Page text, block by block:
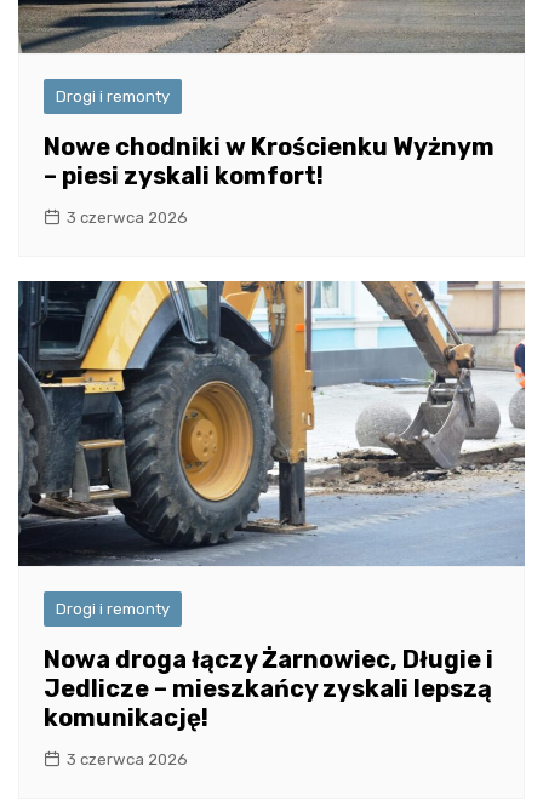
Drogi i remonty
Nowe chodniki w Krościenku Wyżnym
– piesi zyskali komfort!
3 czerwca 2026
Drogi i remonty
Nowa droga łączy Żarnowiec, Długie i
Jedlicze – mieszkańcy zyskali lepszą
komunikację!
3 czerwca 2026